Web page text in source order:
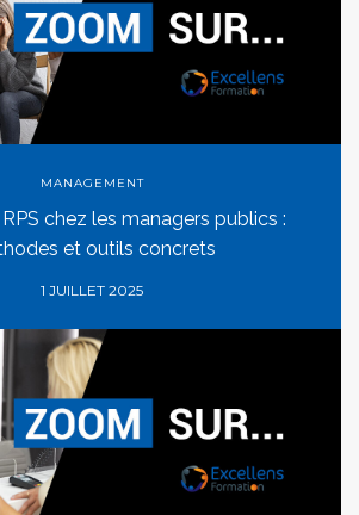
MANAGEMENT
chez les managers publics :
et outils concrets
1 JUILLET 2025